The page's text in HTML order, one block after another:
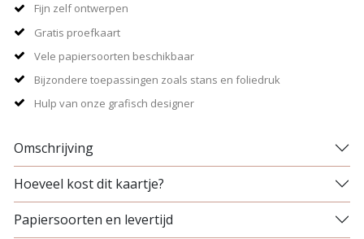
Fijn zelf ontwerpen
Gratis proefkaart
Vele papiersoorten beschikbaar
Bijzondere toepassingen zoals stans en foliedruk
Hulp van onze grafisch designer
Omschrijving
Hoeveel kost dit kaartje?
Papiersoorten en levertijd